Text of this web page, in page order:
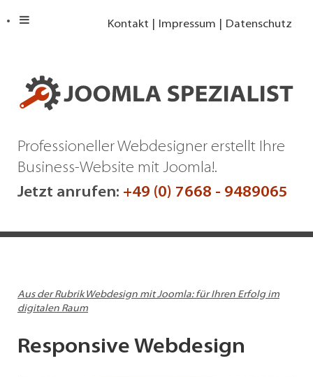
Kontakt Impressum Datenschutz
Professioneller Webdesigner erstellt Ihre
Business-Website mit Joomla!.
Jetzt anrufen: +49 (0) 7668 - 9489065
Aus der Rubrik Webdesign mit Joomla: für Ihren Erfolg im
digitalen Raum
Responsive Webdesign